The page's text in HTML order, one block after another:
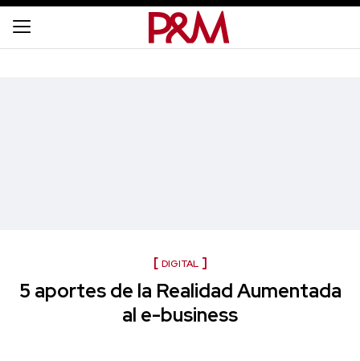
DIGITAL
5 aportes de la Realidad Aumentada
al e-business